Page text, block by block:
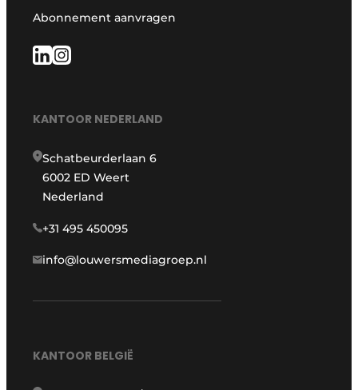
Abonnement aanvragen
KANTOOR NEDERLAND
Schatbeurderlaan 6
6002 ED Weert
Nederland
+31 495 450095
info@louwersmediagroep.nl
KANTOOR BELGIË